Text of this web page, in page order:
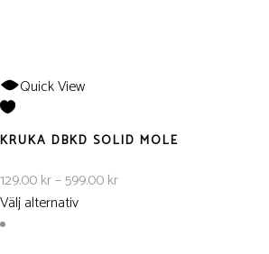
Quick View
KRUKA DBKD SOLID MOLE
129.00kr–599.00krPrisintervall:
Välj alternativ